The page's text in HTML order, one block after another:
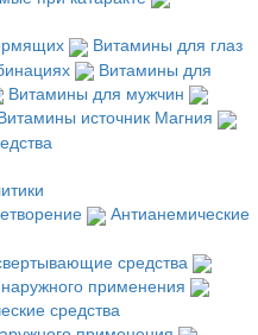
Витамины для глаз
Витамины для
Витамины для мужчин
источник Магния
Антианемические
средства
применения
средства